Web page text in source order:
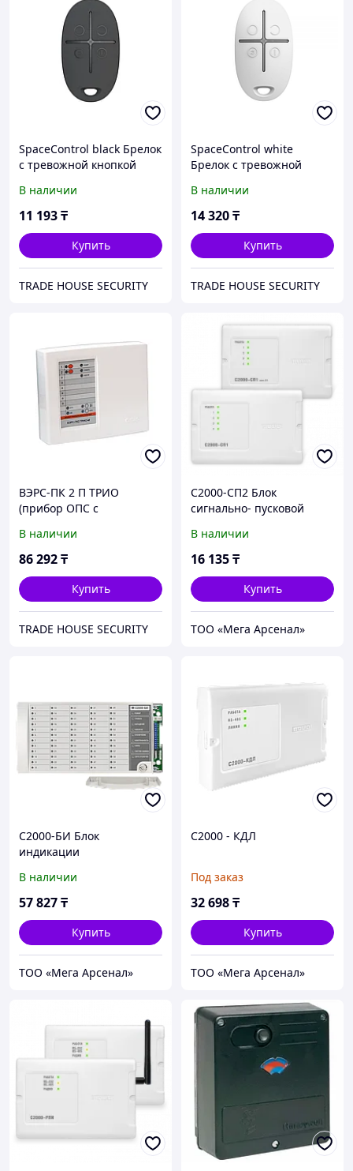
SpaceControl black Брелок
с тревожной кнопкой
В наличии
11 193₸
Купить
TRADE HOUSE SECURITY
SpaceControl white
Брелок с тревожной
В наличии
14 320₸
Купить
TRADE HOUSE SECURITY
ВЭРС-ПК 2 П ТРИО
(прибор ОПС с
В наличии
86 292₸
Купить
TRADE HOUSE SECURITY
С2000-СП2 Блок
сигнально- пусковой
В наличии
16 135₸
Купить
ТОО «Мега Арсенал»
С2000-БИ Блок
индикации
В наличии
57 827₸
Купить
ТОО «Мега Арсенал»
С2000 - КДЛ
Под заказ
32 698₸
Купить
ТОО «Мега Арсенал»